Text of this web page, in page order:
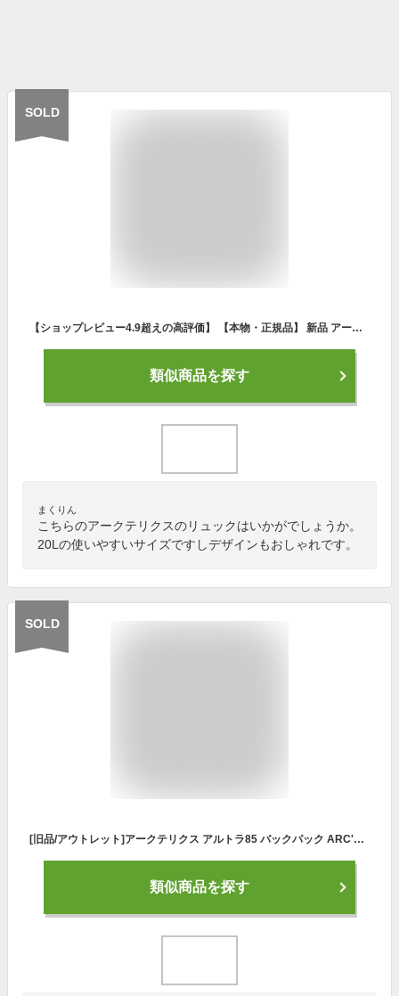
SOLD
【ショップレビュー4.9超えの高評価】 【本物・正規品】 新品 アークテリクス ARC'TERYX Mantis 20 Backpack マンティス20 バックパック BLACK ブラック 黒 メンズ レディース 30240 アウトドア キャンプ クライミング 登山 通勤 ビジネス
類似商品を探す
まくりん
こちらのアークテリクスのリュックはいかがでしょうか。
20Lの使いやすいサイズですしデザインもおしゃれです。
SOLD
[旧品/アウトレット]アークテリクス アルトラ85 バックパック ARC'TERYX ARCTERYX ALTRA 85 12831 CARBON COPY Blackバックパック バッグ 鞄 リュック 登山用 ザック 大型 縦走 ロングトレイル 在庫処分 sale セール
類似商品を探す